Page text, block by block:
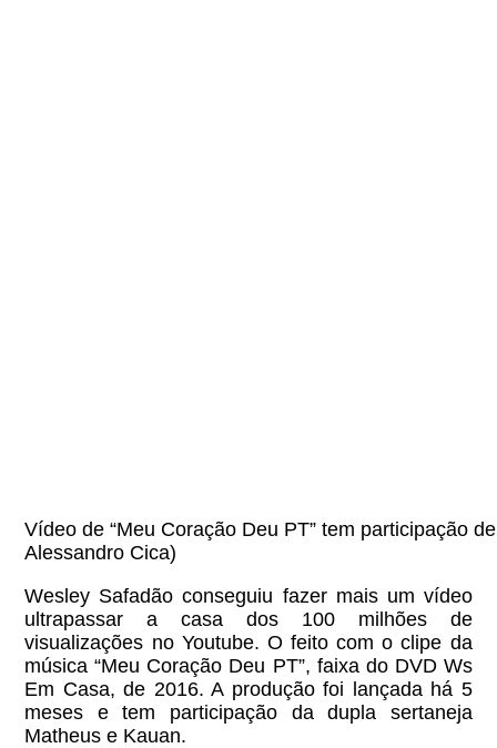
Vídeo de “Meu Coração Deu PT” tem participação
Alessandro Cica)
Wesley Safadão conseguiu fazer mais um vídeo
ultrapassar a casa dos 100 milhões de
visualizações no Youtube. O feito com o clipe da
música “Meu Coração Deu PT”, faixa do DVD Ws
Em Casa, de 2016. A produção foi lançada há 5
meses e tem participação da dupla sertaneja
Matheus e Kauan.